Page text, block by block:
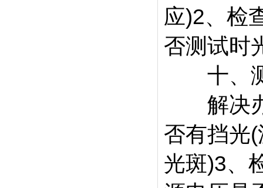
应)2、检
否测试时
十、测
解决办
否有挡光
光斑)3、